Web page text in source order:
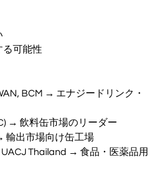
る可能性
BCM → エナジードリンク・
→ 飲料缶市場のリーダー
輸出市場向け缶工場
Thailand → 食品・医薬品用